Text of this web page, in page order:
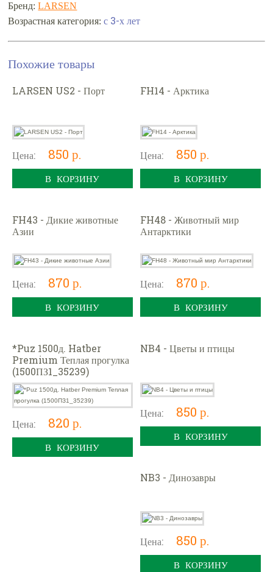
Бренд:LARSEN
Возрастная категория:с 3-х лет
Похожие товары
LARSEN US2 - Порт
Цена: 850 р.
В КОРЗИНУ
FH14 - Арктика
Цена: 850 р.
В КОРЗИНУ
FH43 - Дикие животные
Азии
Цена: 870 р.
В КОРЗИНУ
FH48 - Животный мир
Антарктики
Цена: 870 р.
В КОРЗИНУ
*Puz 1500д. Hatber
Premium Теплая прогулка
(1500ПЗ1_35239)
Цена: 820 р.
В КОРЗИНУ
NB4 - Цветы и птицы
Цена: 850 р.
В КОРЗИНУ
NB3 - Динозавры
Цена: 850 р.
В КОРЗИНУ